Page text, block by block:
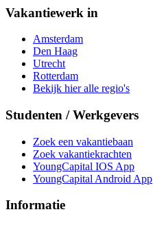
Vakantiewerk in
Amsterdam
Den Haag
Utrecht
Rotterdam
Bekijk hier alle regio's
Studenten / Werkgevers
Zoek een vakantiebaan
Zoek vakantiekrachten
YoungCapital IOS App
YoungCapital Android App
Informatie